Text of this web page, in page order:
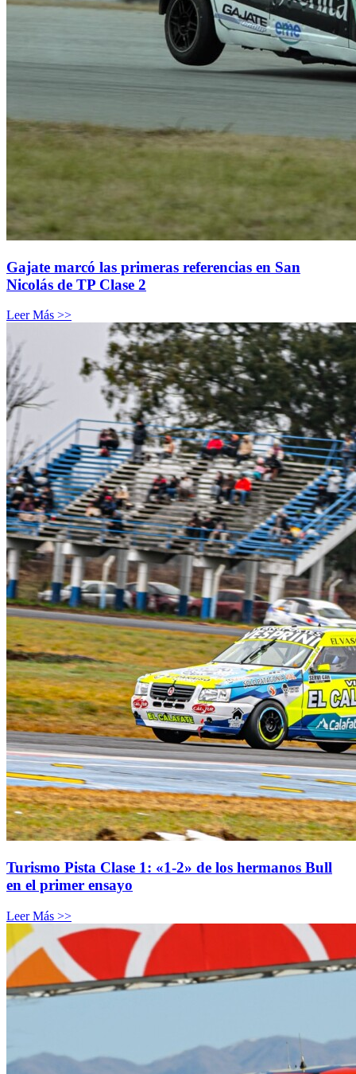
Gajate marcó las primeras referencias en San
Nicolás de TP Clase 2
Leer Más >>
Turismo Pista Clase 1: «1-2» de los hermanos Bull
en el primer ensayo
Leer Más >>